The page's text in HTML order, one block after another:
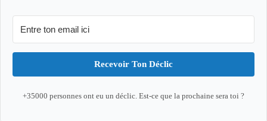
Recevoir Ton Déclic
+35000 personnes ont eu un déclic. Est-ce que la prochaine sera toi ?